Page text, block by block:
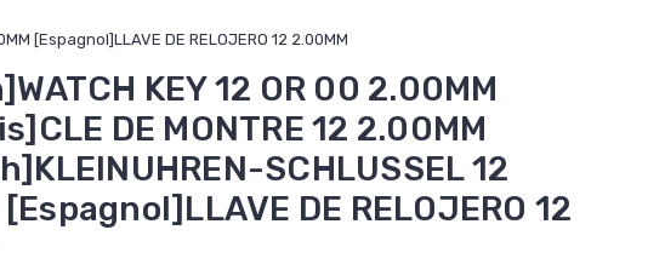
[Espagnol]LLAVE DE RELOJERO 12 2.00MM
KEY 12 OR 00 2.00MM
DE MONTRE 12 2.00MM
SCHLUSSEL 12
DE RELOJERO 12